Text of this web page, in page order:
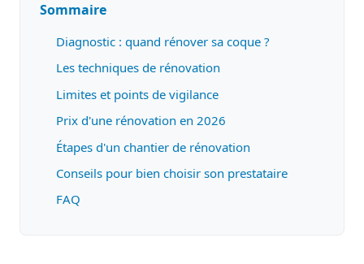
Sommaire
Diagnostic : quand rénover sa coque ?
Les techniques de rénovation
Limites et points de vigilance
Prix d'une rénovation en 2026
Étapes d'un chantier de rénovation
Conseils pour bien choisir son prestataire
FAQ